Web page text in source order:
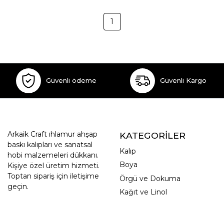
1
Güvenli ödeme Güvenli Kargo
Arkaik Craft ıhlamur ahşap
baskı kalıpları ve sanatsal
hobi malzemeleri dükkanı.
Kişiye özel üretim hizmeti.
Toptan sipariş için iletişime
geçin.
KATEGORİLER
Kalıp
Boya
Örgü ve Dokuma
Kağıt ve Linol